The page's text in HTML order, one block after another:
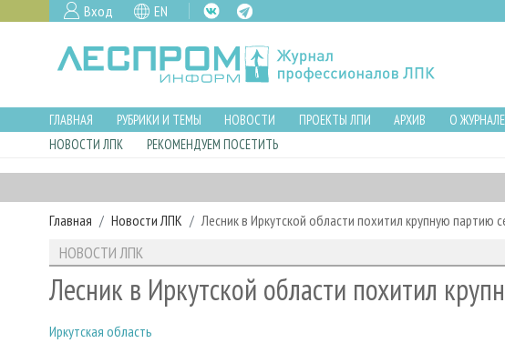
Вход EN
ГЛАВНАЯ РУБРИКИ И ТЕМЫ НОВОСТИ ПРОЕКТЫ ЛПИ АРХИВ О ЖУРНАЛЕ
НОВОСТИ ЛПК
РЕКОМЕНДУЕМ ПОСЕТИТЬ
Главная Новости ЛПК Лесник в Иркутской области похитил крупную партию
НОВОСТИ ЛПК
Лесник в Иркутской области похитил
Иркутская область